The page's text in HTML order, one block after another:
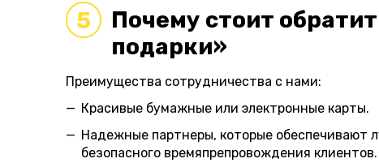
5
Почему стоит
подарки»
Преимущества сотрудничества с нами:
Красивые бумажные или электронные карты.
Надежные партнеры, которые обеспечивают
безопасного времяпрепровождения клиентов.